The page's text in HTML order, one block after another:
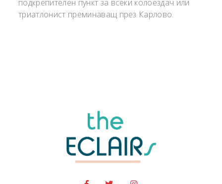
подкрепителен пункт за всеки колоездач или
триатлонист преминаващ през Карлово.